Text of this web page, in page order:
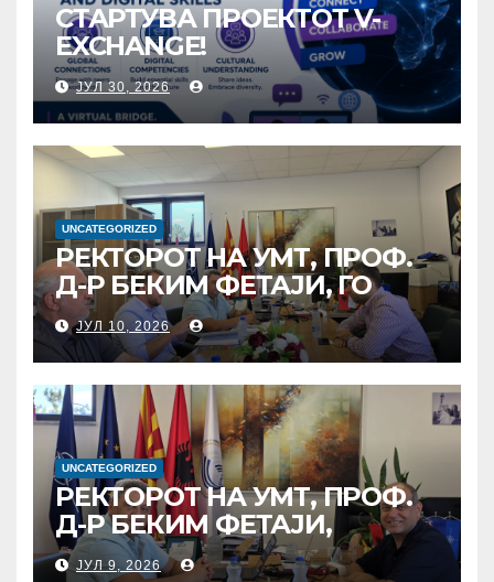
СТАРТУВА ПРОЕКТОТ V-
EXCHANGE!
УНИВЕРЗИТЕТОТ „МАЈКА
ТЕРЕЗА“ ВО СКОПЈЕ ЈА
ПРЕДВОДИ
МЕЃУНАРОДНАТА
ИНИЦИЈАТИВА ЗА
ДИГИТАЛНО
ОБРАЗОВАНИЕ И
ГЛОБАЛНО ГРАЃАНСТВО
ЈУЛ 30, 2026
UNCATEGORIZED
РЕКТОРОТ НА УМТ, ПРОФ.
Д-Р БЕКИМ ФЕТАЈИ, ГО
ПРЕЧЕКА НА ОФИЦИЈАЛНА
СРЕДБА ГЕНЕРАЛНИОТ
ДИРЕКТОР НА АД МЕПСО,
Д-Р БУРИМ ЛАТИФИ
ЈУЛ 10, 2026
UNCATEGORIZED
РЕКТОРОТ НА УМТ, ПРОФ.
Д-Р БЕКИМ ФЕТАЈИ,
ОДРЖА РАБОТНА СРЕДБА
ЈУЛ 9, 2026